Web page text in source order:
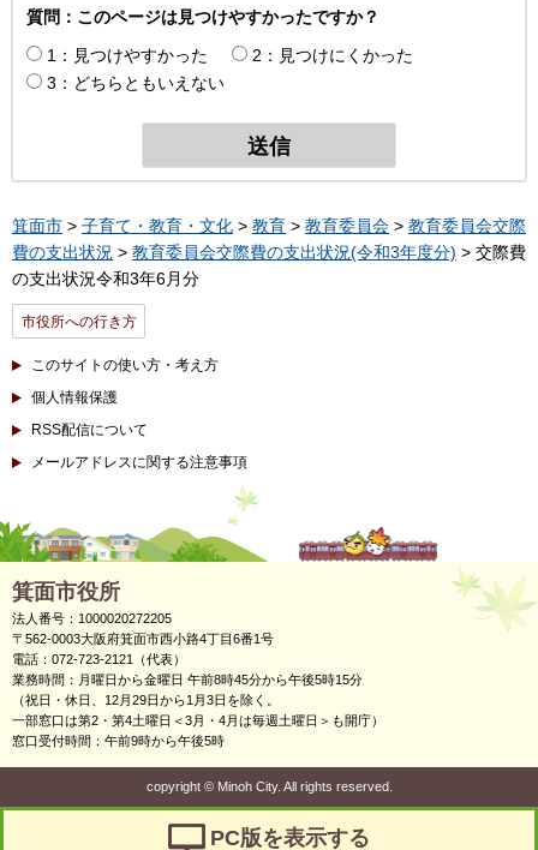
質問：このページは見つけやすかったですか？
1：見つけやすかった
2：見つけにくかった
3：どちらともいえない
箕面市 > 子育て・教育・文化 > 教育 > 教育委員会 > 教育委員会交際
費の支出状況 > 教育委員会交際費の支出状況(令和3年度分) > 交際費
の支出状況令和3年6月分
市役所への行き方
このサイトの使い方・考え方
個人情報保護
RSS配信について
メールアドレスに関する注意事項
箕面市役所
法人番号：1000020272205
〒562-0003大阪府箕面市西小路4丁目6番1号
電話：072-723-2121（代表）
業務時間：月曜日から金曜日 午前8時45分から午後5時15分
（祝日・休日、12月29日から1月3日を除く。
一部窓口は第2・第4土曜日＜3月・4月は毎週土曜日＞も開庁）
窓口受付時間：午前9時から午後5時
copyright ©Minoh City. All rights reserved.
PC版を表示する